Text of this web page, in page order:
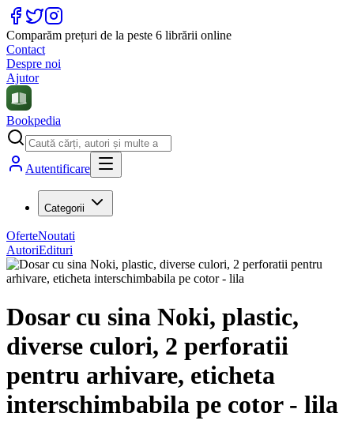
Comparăm prețuri de la peste 6 librării online
Contact
Despre noi
Ajutor
Bookpedia
Autentificare
Categorii
OferteNoutati
AutoriEdituri
Dosar cu sina Noki, plastic,
diverse culori, 2 perforatii
pentru arhivare, eticheta
interschimbabila pe cotor - lila